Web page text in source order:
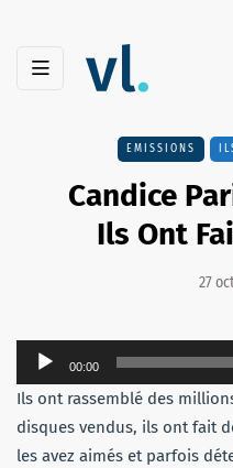
EMISSIONS
Candice
Ils Ont
27
Lecteur
audio
00:00
Ils ont rassemblé des
disques vendus, ils ont fait
les avez aimés et parfois